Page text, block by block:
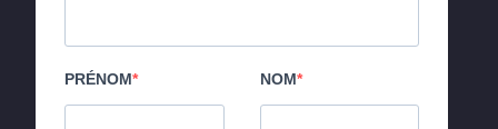
PRÉNOM NOM